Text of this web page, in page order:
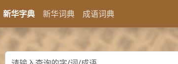
新华字典 新华词典 成语词典